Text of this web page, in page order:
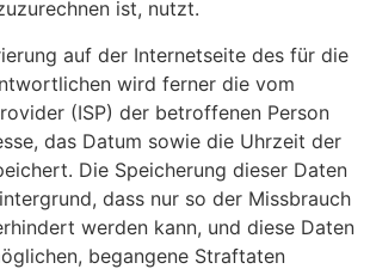
ist, nutzt.
auf der Internetseite des für die
wird ferner die vom
(ISP) der betroffenen Person
das Datum sowie die Uhrzeit der
Die Speicherung dieser Daten
dass nur so der Missbrauch
werden kann, und diese Daten
begangene Straftaten